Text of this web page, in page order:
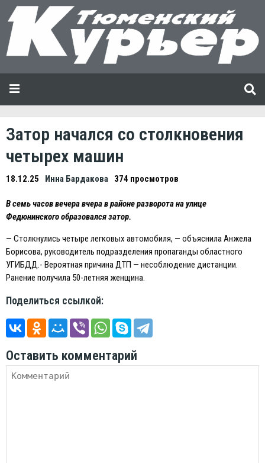
Затор начался со столкновения
четырех машин
18.12.25 Инна Бардакова 374 просмотров
В семь часов вечера вчера в районе разворота на улице
Федюнинского образовался затор.
— Столкнулись четыре легковых автомобиля, — объяснила Анжела
Борисова, руководитель подразделения пропаганды областного
УГИБДД.- Вероятная причина ДТП — несоблюдение дистанции.
Ранение получила 50-летняя женщина.
Поделиться ссылкой:
Оставить комментарий